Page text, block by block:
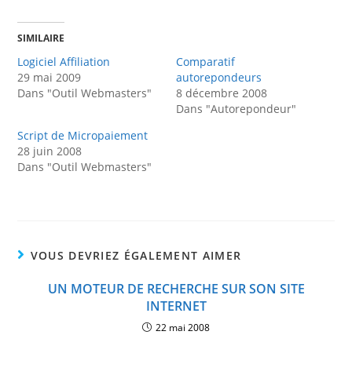
SIMILAIRE
Logiciel Affiliation
29 mai 2009
Dans "Outil Webmasters"
Comparatif
autorepondeurs
8 décembre 2008
Dans "Autorepondeur"
Script de Micropaiement
28 juin 2008
Dans "Outil Webmasters"
VOUS DEVRIEZ ÉGALEMENT AIMER
UN MOTEUR DE RECHERCHE SUR SON SITE
INTERNET
22 mai 2008